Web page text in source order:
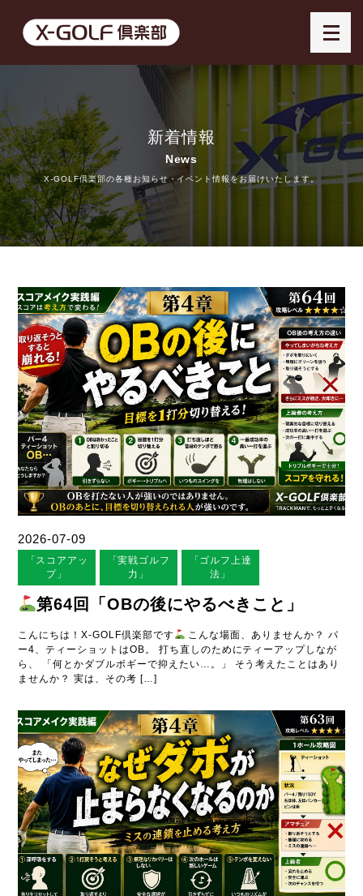
新着情報
News
X-GOLF倶楽部の各種お知らせ・イベント情報をお届けいたします。
2026-07-09
「スコアアッ
プ」
「実戦ゴルフ
力」
「ゴルフ上達
法」
第64回「OBの後にやるべきこと」
こんにちは！X-GOLF倶楽部です
こんな場面、ありませんか？ パ
ー4、ティーショットはOB。 打ち直しのためにティーアップしなが
ら、 「何とかダブルボギーで抑えたい…。」 そう考えたことはあり
ませんか？ 実は、その考 […]